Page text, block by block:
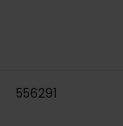
556291